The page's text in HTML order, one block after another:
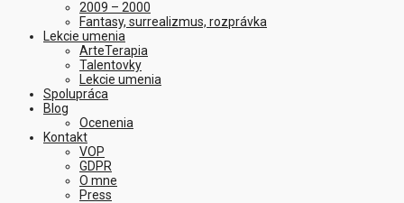
2009 – 2000
Fantasy, surrealizmus, rozprávka
Lekcie umenia
ArteTerapia
Talentovky
Lekcie umenia
Spolupráca
Blog
Ocenenia
Kontakt
VOP
GDPR
O mne
Press